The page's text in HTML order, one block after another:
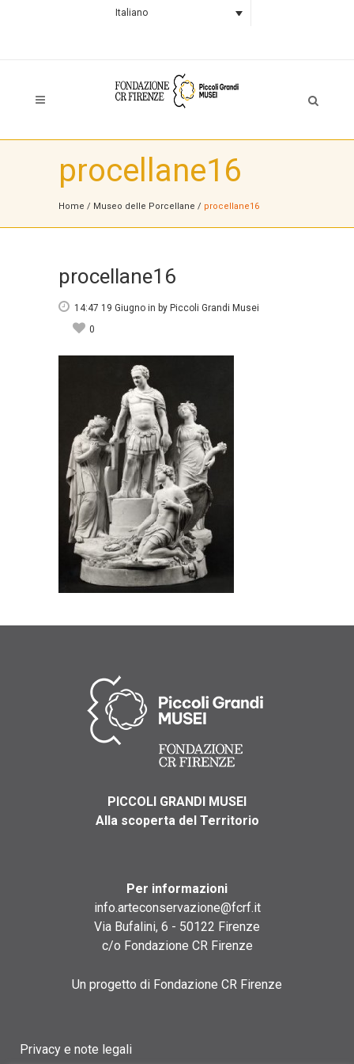
Italiano
procellane16
Home / Museo delle Porcellane / procellane16
procellane16
14:47 19 Giugno in by Piccoli Grandi Musei
0
PICCOLI GRANDI MUSEI
Alla scoperta del Territorio
Per informazioni
info.arteconservazione@fcrf.it
Via Bufalini, 6 - 50122 Firenze
c/o Fondazione CR Firenze
Un progetto di Fondazione CR Firenze
Privacy e note legali